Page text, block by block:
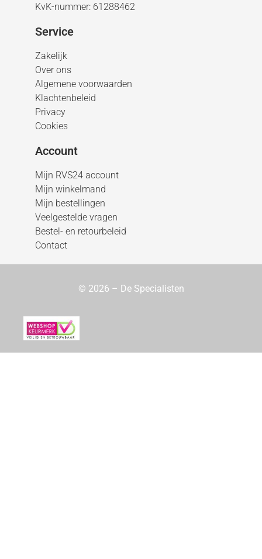
KvK-nummer: 61288462
Service
Zakelijk
Over ons
Algemene voorwaarden
Klachtenbeleid
Privacy
Cookies
Account
Mijn RVS24 account
Mijn winkelmand
Mijn bestellingen
Veelgestelde vragen
Bestel- en retourbeleid
Contact
© 2026 – De Specialisten